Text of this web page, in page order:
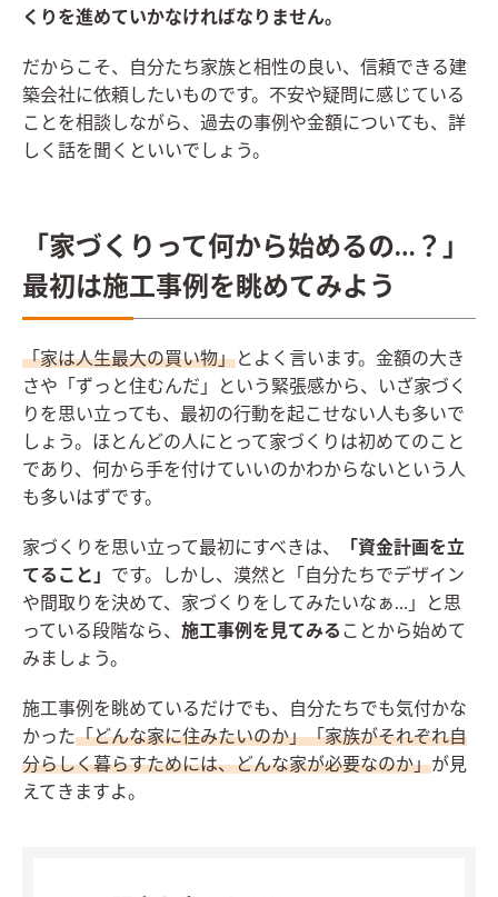
くりを進めていかなければなりません。
だからこそ、自分たち家族と相性の良い、信頼できる建
築会社に依頼したいものです。不安や疑問に感じている
ことを相談しながら、過去の事例や金額についても、詳
しく話を聞くといいでしょう。
「家づくりって何から始めるの…？」
最初は施工事例を眺めてみよう
「家は人生最大の買い物」とよく言います。金額の大き
さや「ずっと住むんだ」という緊張感から、いざ家づく
りを思い立っても、最初の行動を起こせない人も多いで
しょう。ほとんどの人にとって家づくりは初めてのこと
であり、何から手を付けていいのかわからないという人
も多いはずです。
家づくりを思い立って最初にすべきは、
「資金計画を立
てること」 です。しかし、漠然と「自分たちでデザイン
や間取りを決めて、家づくりをしてみたいなぁ…」と思
っている段階なら、 施工事例を見てみる ことから始めて
みましょう。
施工事例を眺めているだけでも、自分たちでも気付かな
かった「どんな家に住みたいのか」「家族がそれぞれ自
分らしく暮らすためには、どんな家が必要なのか」が見
えてきますよ。